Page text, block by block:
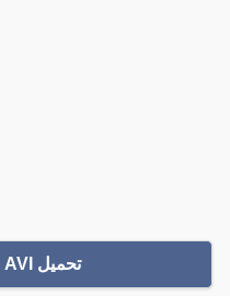
تحميل AVI بجودة 288p